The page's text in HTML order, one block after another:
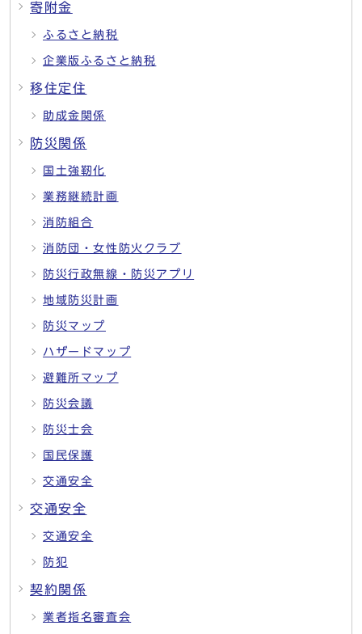
寄附金
ふるさと納税
企業版ふるさと納税
移住定住
助成金関係
防災関係
国土強靭化
業務継続計画
消防組合
消防団・女性防火クラブ
防災行政無線・防災アプリ
地域防災計画
防災マップ
ハザードマップ
避難所マップ
防災会議
防災士会
国民保護
交通安全
交通安全
交通安全
防犯
契約関係
業者指名審査会